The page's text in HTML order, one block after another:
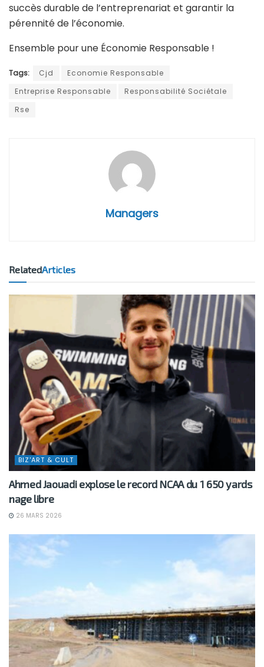
succès durable de l’entreprenariat et garantir la
pérennité de l’économie.
Ensemble pour une Économie Responsable !
Tags: Cjd
Economie Responsable
Entreprise Responsable
Responsabilité Sociétale
Rse
Managers
RelatedArticles
BIZ'ART & CULT
Ahmed Jaouadi explose le record NCAA du 1 650 yards
nage libre
26 MARS 2026